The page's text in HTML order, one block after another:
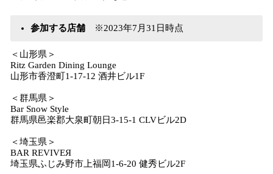
参加する店舗 ※2023年7月31日時点
＜山形県＞
Ritz Garden Dining Lounge
山形市香澄町1-17-12 酒井ビル1F
＜群馬県＞
Bar Snow Style
群馬県邑楽郡大泉町朝日3-15-1 CLVビル2D
＜埼玉県＞
BAR REVIVEЯ
埼玉県ふじみ野市上福岡1-6-20 健秀ビル2F